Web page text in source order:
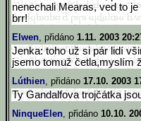
nenechali Mearas, ved to
brr!
Elwen, přidáno 1.11. 2003
Jenka: toho už si pár lidí
jsemo tomuž četla,myslím
Lúthien, přidáno 17.10. 2003
Ty Gandalfova trojčátka
NinqueElen, přidáno 10.10.